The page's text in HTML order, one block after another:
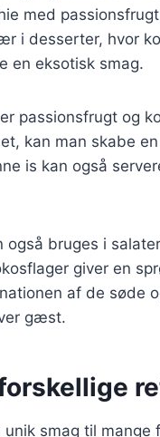
med
i desserter, hvor
en eksotisk smag.
passionsfrugt og
kan man skabe
is kan også
også bruges i
giver en
af de søde
gæst.
smag til